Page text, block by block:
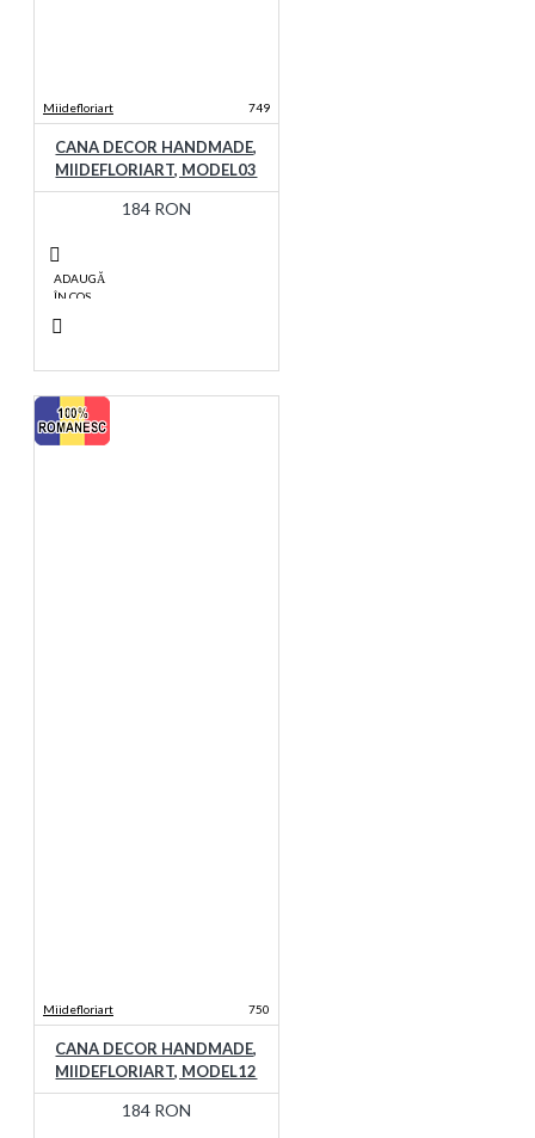
Miidefloriart 749
CANA DECOR HANDMADE,
MIIDEFLORIART, MODEL03
184 RON
ADAUGĂ
ÎN COŞ
Miidefloriart 750
CANA DECOR HANDMADE,
MIIDEFLORIART, MODEL12
184 RON